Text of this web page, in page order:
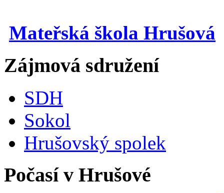
Mateřská škola Hrušová
Zájmová sdružení
SDH
Sokol
Hrušovský spolek
Počasí v Hrušové